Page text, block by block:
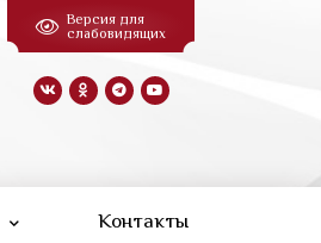
Версия для
слабовидящих
Контакты